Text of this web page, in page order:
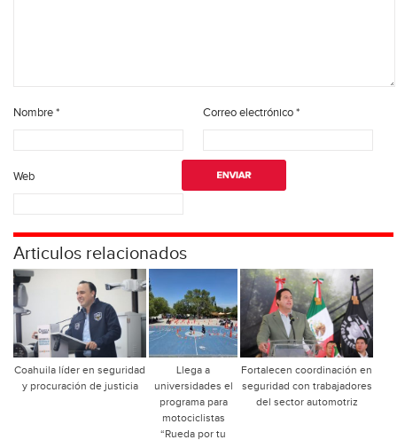
Nombre* Correo electrónico*
Web
Articulos relacionados
Coahuila líder en seguridad
y procuración de justicia
Llega a
universidades el
programa para
motociclistas
“Rueda por tu
Fortalecen coordinación en
seguridad con trabajadores
del sector automotriz